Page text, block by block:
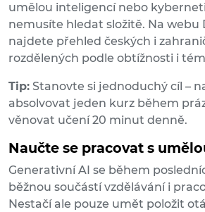
umělou inteligencí nebo
nemusíte hledat složitě. Na webu
najdete přehled českých i
rozdělených podle obtížnosti i
Tip: Stanovte si jednoduchý cíl –
absolvovat jeden kurz během
věnovat učení 20 minut denně.
Naučte se pracovat s
Generativní AI se během
běžnou součástí vzdělávání i
Nestačí ale pouze umět položit